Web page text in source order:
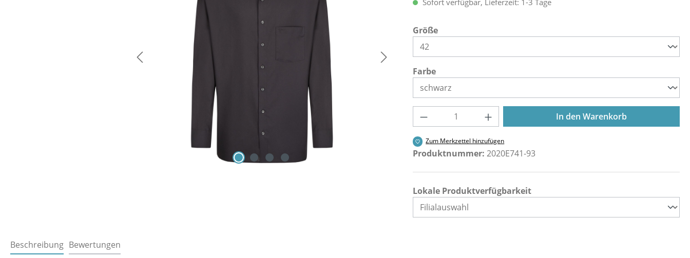
Größeauswählen
Farbeauswählen
Produkt Anzahl: Gib den gewünschten Wert
In den Warenkorb
Zum Merkzettel hinzufügen
Produktnummer: 2020E741-93
Lokale Produktverfügbarkeit
Beschreibung Bewertungen